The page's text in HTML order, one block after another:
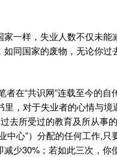
家一样，失业人数不仅未能
如同国家的废物，无论你过
者在“共识网”连载至今的自
里，对于失业者的心情与境
去所受过的教育及所从事
中心”）分配的任何工作,只
少30%；若如此三次，你